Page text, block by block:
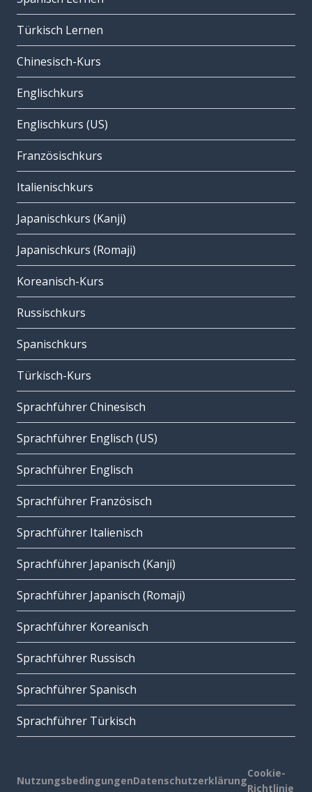
Türkisch Lernen
Chinesisch-Kurs
Englischkurs
Englischkurs (US)
Französischkurs
Italienischkurs
Japanischkurs (Kanji)
Japanischkurs (Romaji)
Koreanisch-Kurs
Russischkurs
Spanischkurs
Türkisch-Kurs
Sprachführer Chinesisch
Sprachführer Englisch (US)
Sprachführer Englisch
Sprachführer Französisch
Sprachführer Italienisch
Sprachführer Japanisch (Kanji)
Sprachführer Japanisch (Romaji)
Sprachführer Koreanisch
Sprachführer Russisch
Sprachführer Spanisch
Sprachführer Türkisch
NutzungsbedingungenDatenschutzerklärung
Cookie-
Richtlinie